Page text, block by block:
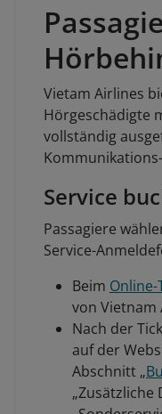
Vietam Airlines
Hörgeschädigte
vollständig
Service
Passagiere
Service-
Beim
von Vietnam
Nach der
auf der
Abschnitt „
„Zusätzliche